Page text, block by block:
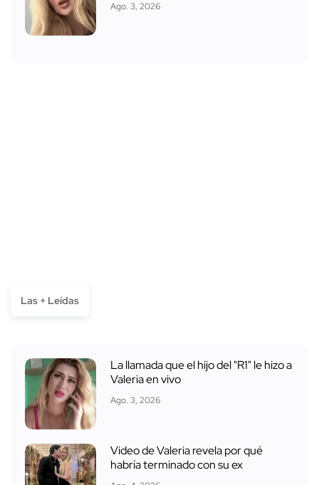
Ago. 3, 2026
Las + Leídas
La llamada que el hijo del "R1" le hizo a
Valeria en vivo
Ago. 3, 2026
Video de Valeria revela por qué
habría terminado con su ex